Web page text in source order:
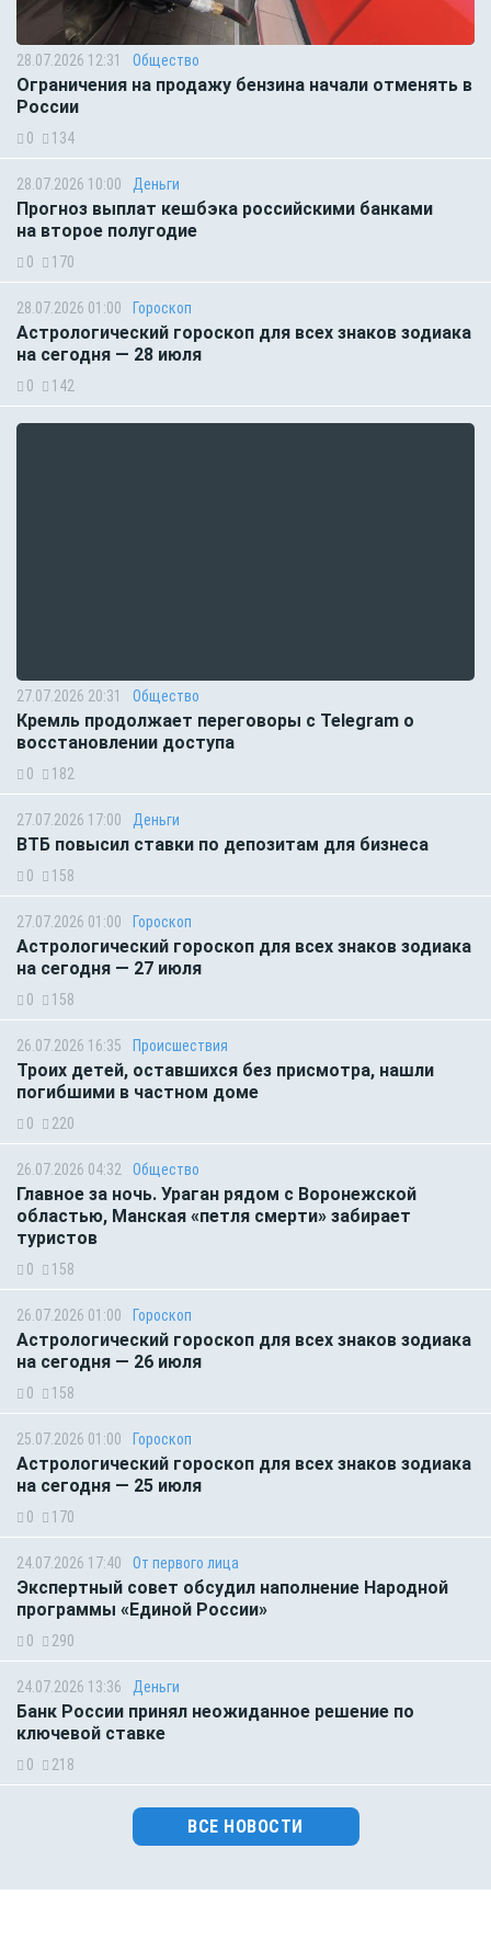
28.07.2026 12:31 Общество
Ограничения на продажу бензина начали отменять в
России
0 134
28.07.2026 10:00 Деньги
Прогноз выплат кешбэка российскими банками
на второе полугодие
0 170
28.07.2026 01:00 Гороскоп
Астрологический гороскоп для всех знаков зодиака
на сегодня — 28 июля
0 142
27.07.2026 20:31 Общество
Кремль продолжает переговоры с Telegram о
восстановлении доступа
0 182
27.07.2026 17:00 Деньги
ВТБ повысил ставки по депозитам для бизнеса
0 158
27.07.2026 01:00 Гороскоп
Астрологический гороскоп для всех знаков зодиака
на сегодня — 27 июля
0 158
26.07.2026 16:35 Происшествия
Троих детей, оставшихся без присмотра, нашли
погибшими в частном доме
0 220
26.07.2026 04:32 Общество
Главное за ночь. Ураган рядом с Воронежской
областью, Манская «петля смерти» забирает
туристов
0 158
26.07.2026 01:00 Гороскоп
Астрологический гороскоп для всех знаков зодиака
на сегодня — 26 июля
0 158
25.07.2026 01:00 Гороскоп
Астрологический гороскоп для всех знаков зодиака
на сегодня — 25 июля
0 170
24.07.2026 17:40 От первого лица
Экспертный совет обсудил наполнение Народной
программы «Единой России»
0 290
24.07.2026 13:36 Деньги
Банк России принял неожиданное решение по
ключевой ставке
0 218
ВСЕ НОВОСТИ